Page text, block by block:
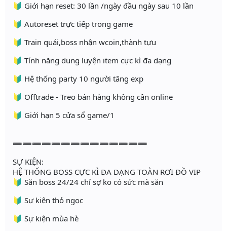
🔰 Giới hạn reset: 30 lần /ngày đầu ngày sau 10 lần
🔰 Autoreset trực tiếp trong game
🔰 Train quái,boss nhận wcoin,thành tựu
🔰 Tính năng dung luyện item cực kì đa dạng
🔰 Hệ thống party 10 người tăng exp
🔰 Offtrade - Treo bán hàng không cần online
🔰 Giới hạn 5 cửa sổ game/1
➖➖➖➖➖➖➖➖➖➖➖➖➖➖
SỰ KIỆN:
HỆ THỐNG BOSS CỰC KÌ ĐA DẠNG TOÀN RƠI ĐỒ VIP
🔰 Săn boss 24/24 chỉ sợ ko có sức mà săn
🔰 Sự kiện thỏ ngọc
🔰 Sự kiện mùa hè